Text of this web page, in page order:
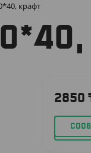
крафт
2850